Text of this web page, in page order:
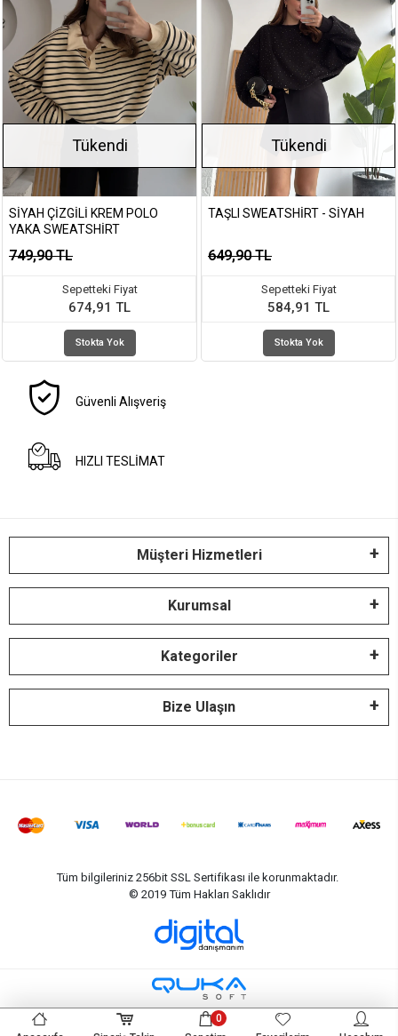
Tükendi
SIYAH ÇIZGILI KREM POLO
YAKA SWEATSHIRT
749,90 TL
Sepetteki Fiyat
674,91 TL
Stokta Yok
Tükendi
TAŞLI SWEATSHIRT - SIYAH
649,90 TL
Sepetteki Fiyat
584,91 TL
Stokta Yok
Güvenli Alışveriş
HIZLI TESLİMAT
Müşteri Hizmetleri
Kurumsal
Kategoriler
Bize Ulaşın
Tüm bilgileriniz 256bit SSL Sertifikası ile korunmaktadır.
© 2019 Tüm Hakları Saklıdır
0